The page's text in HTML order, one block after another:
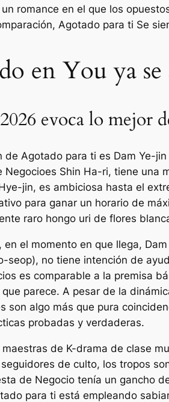
romance en el que los
Agotado para ti Se
en You ya
evoca lo mejor
de Agotado para ti es Dam Ye-
Negocioes Shin Ha-ri, tiene una
jin, es ambiciosa hasta el
para ganar un horario de
raro hongo uri de flores
en el momento en que llega,
seop), no tiene intención de
es comparable a la premisa
parece. A pesar de la
son algo más que pura
probadas y verdaderas.
de K-drama de clase
de culto, los tropos
de Negocio tenía un gancho
para ti está empleando